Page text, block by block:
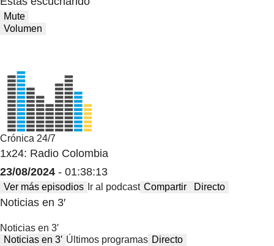
Mute
Volumen
Crónica 24/7
1x24: Radio Colombia
23/08/2024 - 01:38:13
Ver más episodios Ir al podcast Compartir Directo
Noticias en 3′
Noticias en 3′
Noticias en 3′ Últimos programas Directo